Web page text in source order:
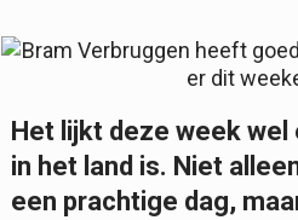
Het lijkt deze week wel
in het land is. Niet
een prachtige dag,